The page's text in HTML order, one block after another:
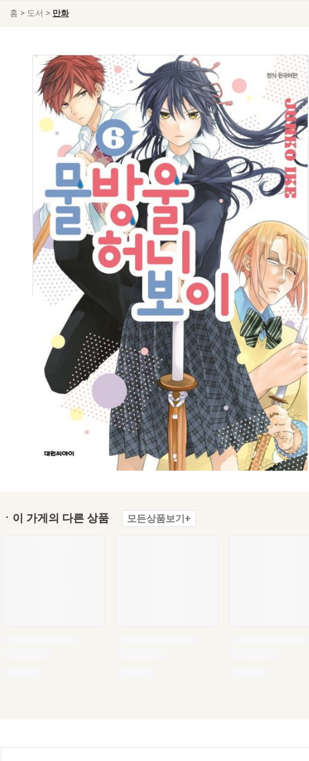
홈 > 도서 > 만화
ㆍ이 가게의 다른 상품 모든상품보기+